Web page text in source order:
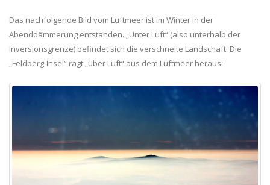
Das nachfolgende Bild vom Luftmeer ist im Winter in der
Abenddämmerung entstanden. „Unter Luft“ (also unterhalb der
Inversionsgrenze) befindet sich die verschneite Landschaft. Die
„Feldberg-Insel“ ragt „über Luft“ aus dem Luftmeer heraus: